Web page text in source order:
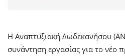
Η Αναπτυξιακή Δωδεκανήσου
συνάντηση εργασίας για το νέο